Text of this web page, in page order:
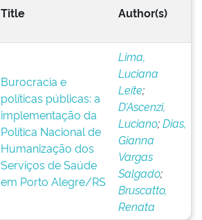
Title Author(s)
Burocracia e
políticas públicas: a
implementação da
Política Nacional de
Humanização dos
Serviços de Saúde
em Porto Alegre/RS
Lima,
Luciana
Leite;
D’Ascenzi,
Luciano;Dias,
Gianna
Vargas
Salgado;
Bruscatto,
Renata